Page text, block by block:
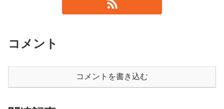
コメント
コメントを書き込む